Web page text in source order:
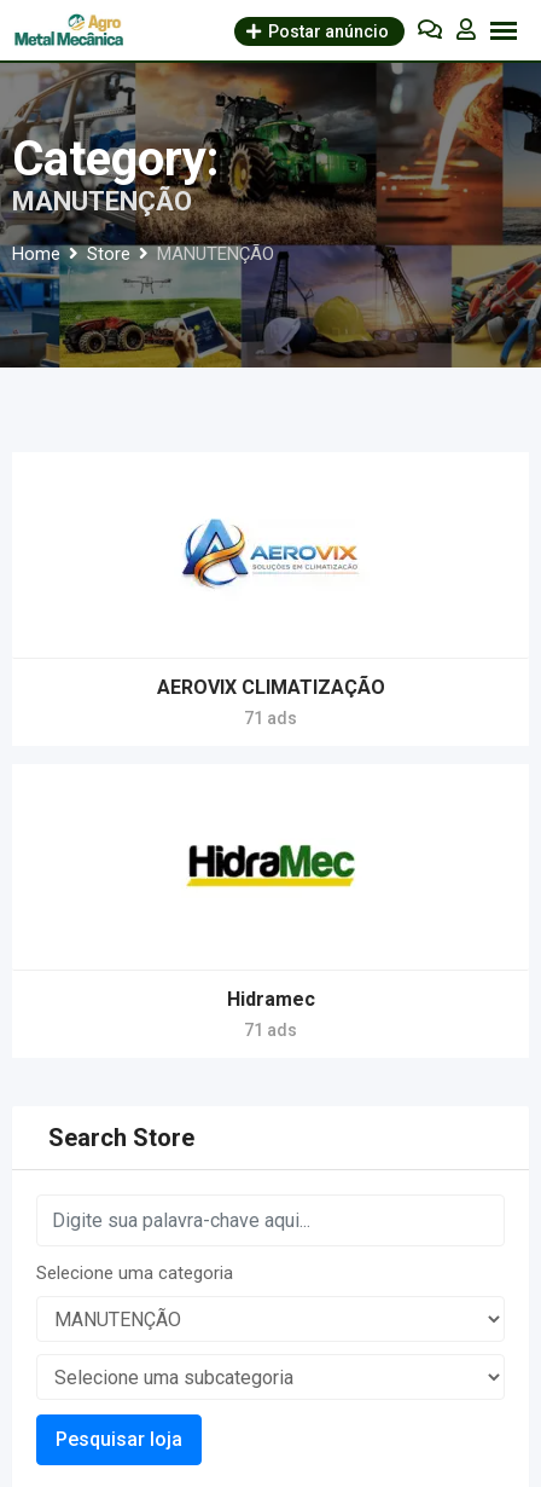
to
content
Postar anúncio
Category:
MANUTENÇÃO
Home Store MANUTENÇÃO
AEROVIX CLIMATIZAÇÃO
71 ads
Hidramec
71 ads
Search Store
Selecione uma categoria
Pesquisar loja